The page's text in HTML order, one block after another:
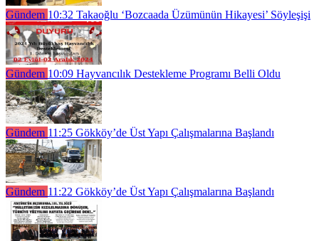
Gündem 10:32 Takaoğlu ‘Bozcaada Üzümünün Hikayesi’ Söyleşişi
Gündem 10:09 Hayvancılık Destekleme Programı Belli Oldu
Gündem 11:25 Gökköy’de Üst Yapı Çalışmalarına Başlandı
Gündem 11:22 Gökköy’de Üst Yapı Çalışmalarına Başlandı